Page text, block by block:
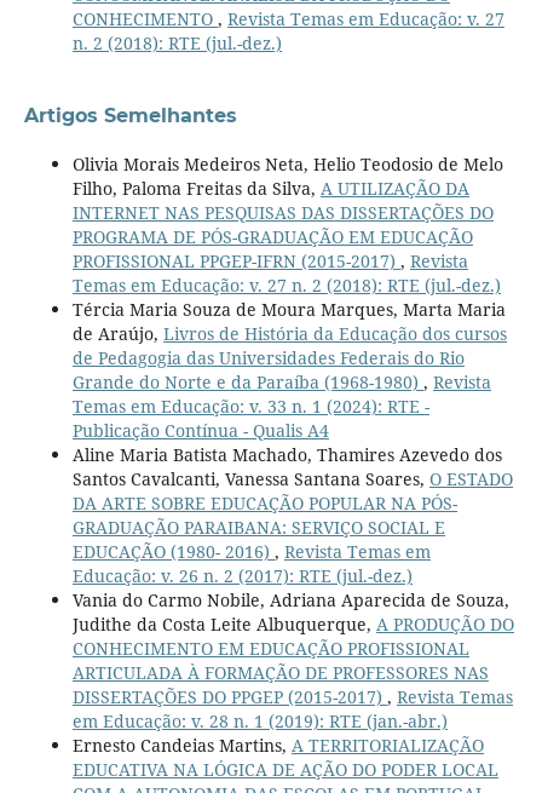
CONHECIMENTO , Revista Temas em Educação: v. 27
n. 2 (2018): RTE (jul.-dez.)
Artigos Semelhantes
Olivia Morais Medeiros Neta, Helio Teodosio de Melo
Filho, Paloma Freitas da Silva, A UTILIZAÇÃO DA
INTERNET NAS PESQUISAS DAS DISSERTAÇÕES DO
PROGRAMA DE PÓS-GRADUAÇÃO EM EDUCAÇÃO
PROFISSIONAL PPGEP-IFRN (2015-2017) , Revista
Temas em Educação: v. 27 n. 2 (2018): RTE (jul.-dez.)
Tércia Maria Souza de Moura Marques, Marta Maria
de Araújo, Livros de História da Educação dos cursos
de Pedagogia das Universidades Federais do Rio
Grande do Norte e da Paraíba (1968-1980) , Revista
Temas em Educação: v. 33 n. 1 (2024): RTE -
Publicação Contínua - Qualis A4
Aline Maria Batista Machado, Thamires Azevedo dos
Santos Cavalcanti, Vanessa Santana Soares, O ESTADO
DA ARTE SOBRE EDUCAÇÃO POPULAR NA PÓS-
GRADUAÇÃO PARAIBANA: SERVIÇO SOCIAL E
EDUCAÇÃO (1980- 2016) , Revista Temas em
Educação: v. 26 n. 2 (2017): RTE (jul.-dez.)
Vania do Carmo Nobile, Adriana Aparecida de Souza,
Judithe da Costa Leite Albuquerque, A PRODUÇÃO DO
CONHECIMENTO EM EDUCAÇÃO PROFISSIONAL
ARTICULADA À FORMAÇÃO DE PROFESSORES NAS
DISSERTAÇÕES DO PPGEP (2015-2017) , Revista Temas
em Educação: v. 28 n. 1 (2019): RTE (jan.-abr.)
Ernesto Candeias Martins, A TERRITORIALIZAÇÃO
EDUCATIVA NA LÓGICA DE AÇÃO DO PODER LOCAL